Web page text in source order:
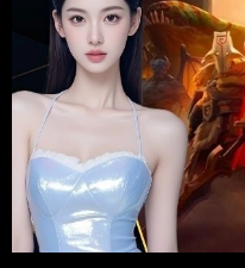
Cược DOTA 2 - Hướng
Chi Tiết, Chiến Thuật Cho
Người Mới